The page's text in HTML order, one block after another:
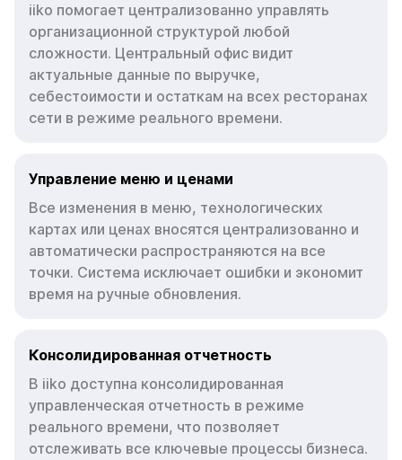
iiko помогает централизованно управлять
организационной структурой любой
сложности. Центральный офис видит
актуальные данные по выручке,
себестоимости и остаткам на всех ресторанах
сети в режиме реального времени.
Управление меню и ценами
Все изменения в меню, технологических
картах или ценах вносятся централизованно и
автоматически распространяются на все
точки. Система исключает ошибки и экономит
время на ручные обновления.
Консолидированная отчетность
В iiko доступна консолидированная
управленческая отчетность в режиме
реального времени, что позволяет
отслеживать все ключевые процессы бизнеса.